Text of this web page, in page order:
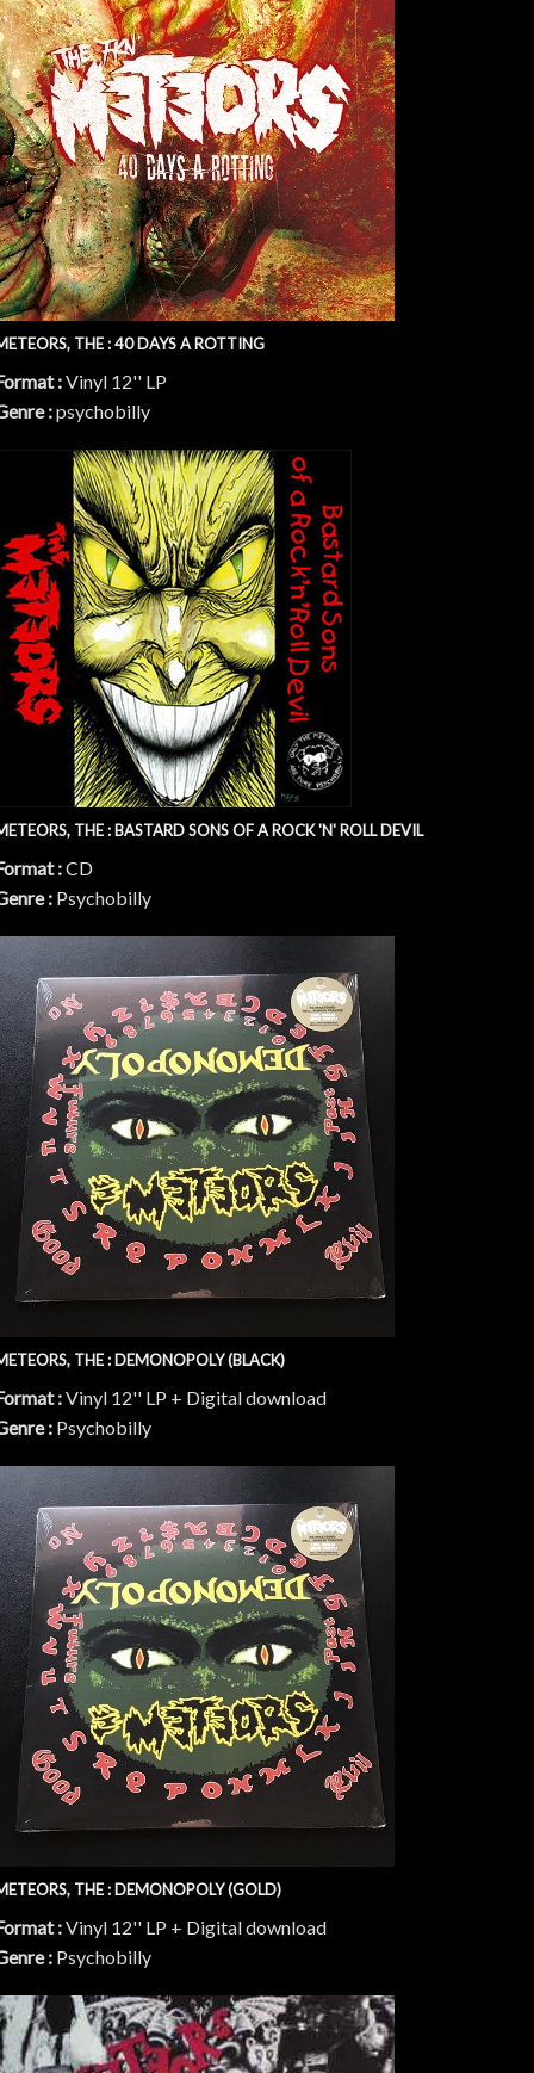
THE : 40 DAYS A ROTTING
:Vinyl 12'' LP
:psychobilly
THE : BASTARD SONS OF A ROCK 'N' ROLL DEVIL
:CD
: Psychobilly
THE : DEMONOPOLY (BLACK)
:Vinyl 12'' LP + Digital download
: Psychobilly
THE : DEMONOPOLY (GOLD)
:Vinyl 12'' LP + Digital download
: Psychobilly